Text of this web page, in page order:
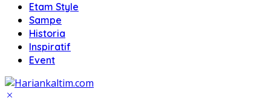
Etam Style
Sampe
Historia
Inspiratif
Event